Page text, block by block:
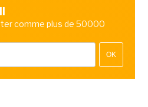
comme plus de 50000
OK